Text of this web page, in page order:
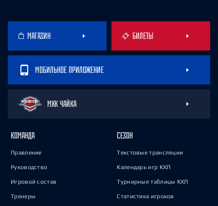
МАГАЗИН БИЛЕТЫ
МОБИЛЬНОЕ ПРИЛОЖЕНИЕ
МХК ЧАЙКА
КОМАНДА
Правление
Руководство
Игровой состав
Тренеры
СЕЗОН
Текстовые трансляции
Календарь игр КХЛ
Турнирные таблицы КХЛ
Статистика игроков